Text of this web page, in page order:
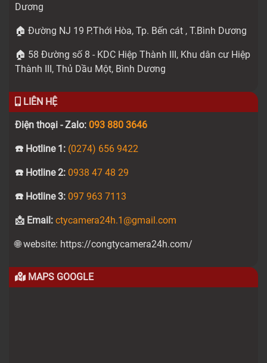
Dương
🏠 Đường NJ 19 P.Thới Hòa, Tp. Bến cát , T.Bình Dương
🏠 58 Đường số 8 - KDC Hiệp Thành III, Khu dân cư Hiệp
Thành III, Thủ Dầu Một, Bình Dương
LIÊN HỆ
Điện thoại - Zalo: 093 880 3646
☎️ Hotline 1: (0274) 656 9422
☎️ Hotline 2: 0938 47 48 29
☎️ Hotline 3: 097 963 7113
📩 Email: ctycamera24h.1@gmail.com
🌐 website: https://congtycamera24h.com/
MAPS GOOGLE